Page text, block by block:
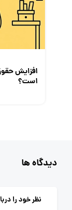
است؟
دیدگاه ها
نظر خود را